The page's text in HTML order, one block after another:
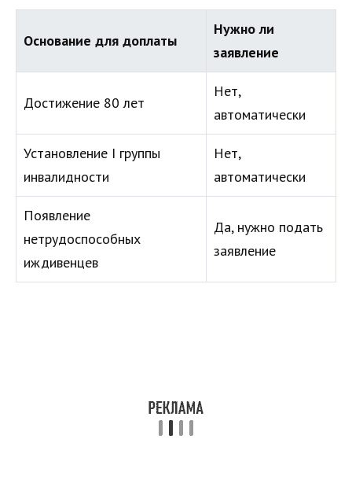
Основание для доплаты
Нужно ли
заявление
Достижение 80 лет
Нет,
автоматически
Установление I группы
инвалидности
Нет,
автоматически
Появление
нетрудоспособных
иждивенцев
Да, нужно подать
заявление